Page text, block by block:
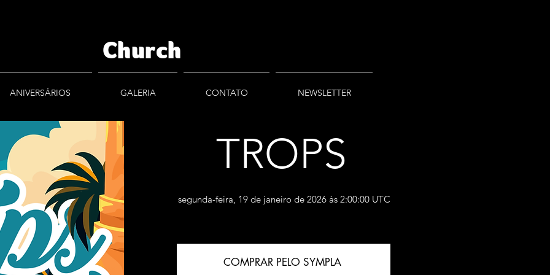
Church
ANIVERSÁRIOS GALERIA CONTATO NEWSLETTER
TROPS
segunda-feira, 19 de janeiro de 2026 às 2:00:00 UTC
COMPRAR PELO SYMPLA